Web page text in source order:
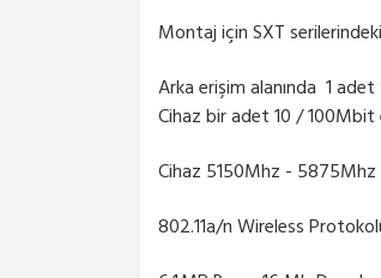
Montaj için SXT
Arka erişim alanında 1
Cihaz bir adet 10 / 100Mbit
Cihaz 5150Mhz -
802.11a/n Wireless